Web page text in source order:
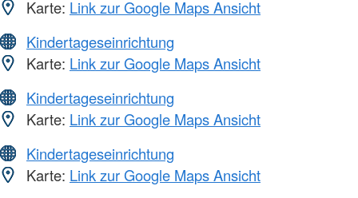
Karte: Link zur Google Maps Ansicht
Kindertageseinrichtung
Karte: Link zur Google Maps Ansicht
Kindertageseinrichtung
Karte: Link zur Google Maps Ansicht
Kindertageseinrichtung
Karte: Link zur Google Maps Ansicht